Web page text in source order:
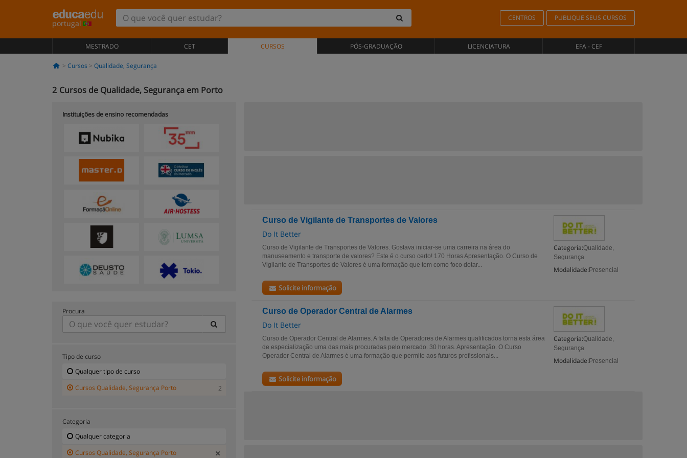
portugal
CENTROS PUBLIQUE SEUS CURSOS
MESTRADO CET CURSOS PÓS-GRADUAÇÃO LICENCIATURA EFA - CEF
Cursos Qualidade, Segurança
2 Cursos de Qualidade, Segurança em Porto
Curso de Vigilante de Transportes de Valores
Do It Better
Categoria:Qualidade,
Segurança
Modalidade: Presencial
Curso de Vigilante de Transportes de Valores. Gostava iniciar-se uma carreira na área do
manuseamento e transporte de valores? Este é o curso certo! 170 Horas Apresentação. O Curso de
Vigilante de Transportes de Valores é uma formação que tem como foco dotar...
Solicite informação
Curso de Operador Central de Alarmes
Do It Better
Categoria:Qualidade,
Segurança
Modalidade: Presencial
Curso de Operador Central de Alarmes. A falta de Operadores de Alarmes qualificados torna esta área
de especialização uma das mais procuradas pelo mercado. 30 horas. Apresentação. O Curso
Operador Central de Alarmes é uma formação que permite aos futuros profissionais...
Solicite informação
Instituições de ensino recomendadas
Procura
Tipo de curso
Qualquer tipo de curso
Cursos Qualidade, Segurança Porto
2
Categoria
Qualquer categoria
Cursos Qualidade, Segurança Porto